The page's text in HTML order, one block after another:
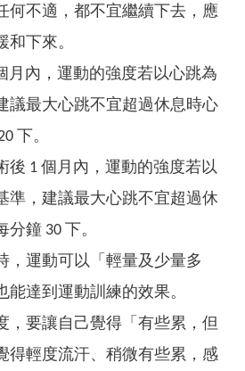
何不適，都不宜繼續下去，應
和下來。
月內，運動的強度若以心跳為
議最大心跳不宜超過休息時心
下。
後 1 個月內，運動的強度若以
準，建議最大心跳不宜超過休
鐘 30 下。
，運動可以「輕量及少量多
能達到運動訓練的效果。
，要讓自己覺得「有些累，但
得輕度流汗、稍微有些累，感